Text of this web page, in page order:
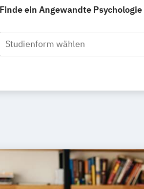
Finde ein Angewandte
Studienform wählen